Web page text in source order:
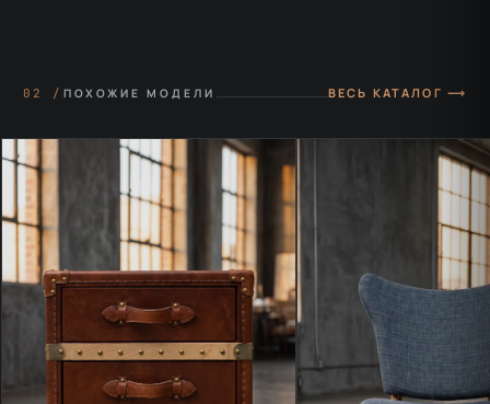
02 / ПОХОЖИЕ МОДЕЛИ ВЕСЬ КАТАЛОГ ⟶